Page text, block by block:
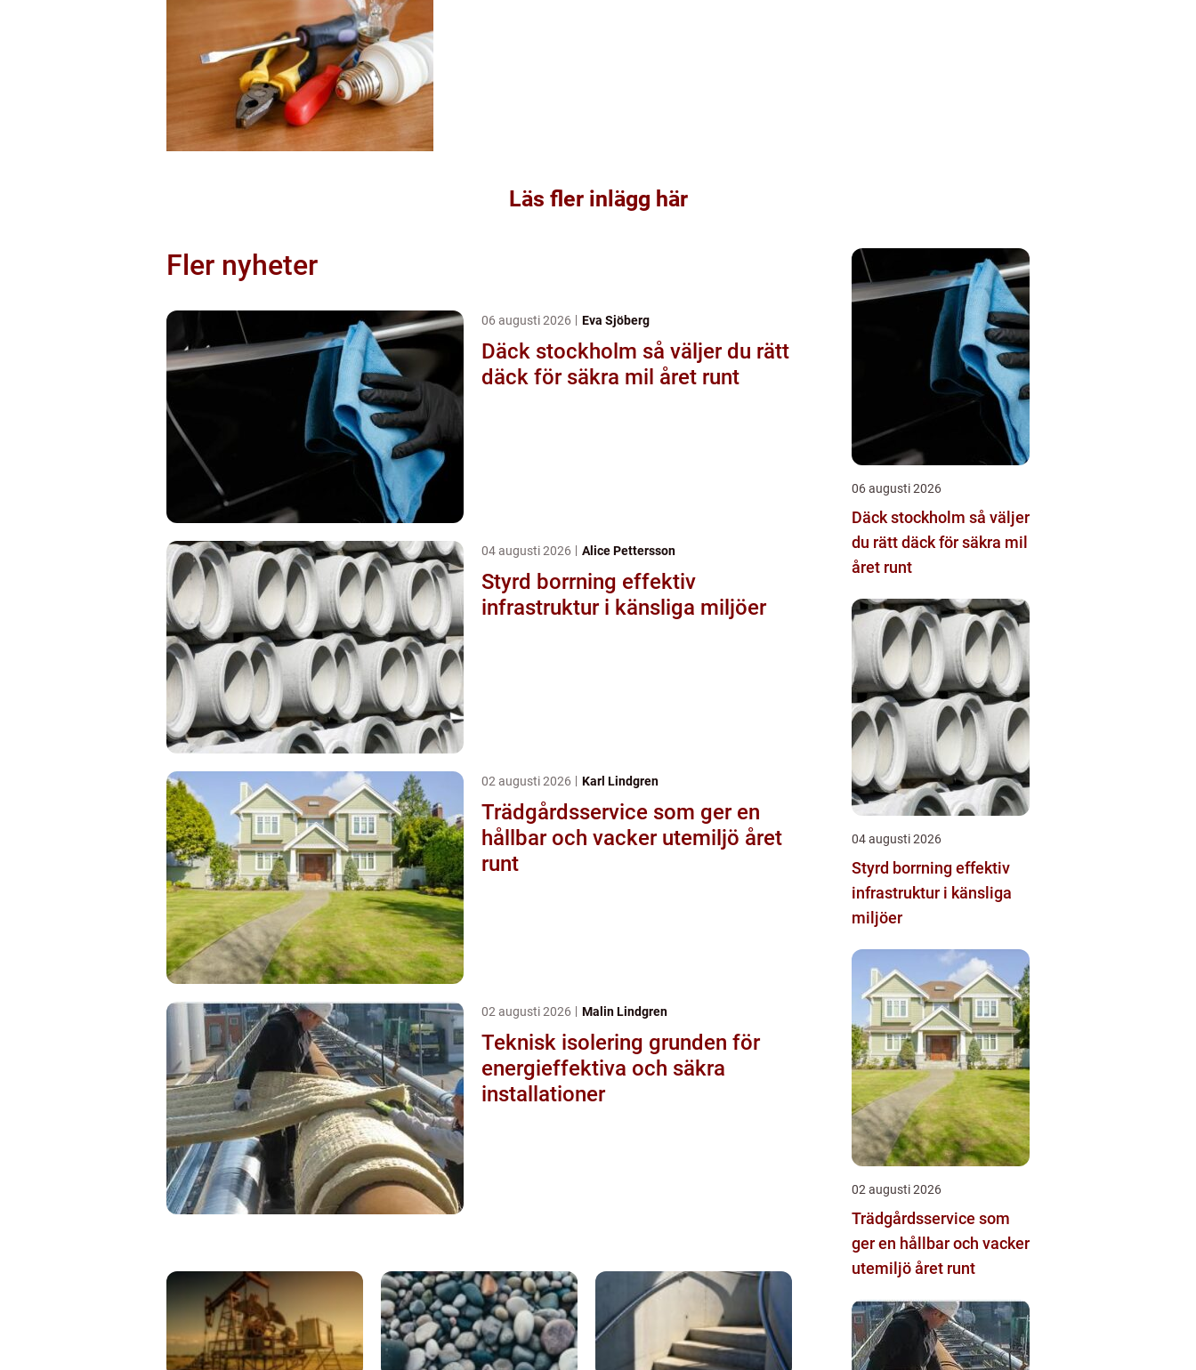
Läs fler inlägg här
Fler nyheter
06 augusti 2026 Eva Sjöberg
Däck stockholm så väljer du rätt
däck för säkra mil året runt
04 augusti 2026 Alice Pettersson
Styrd borrning effektiv
infrastruktur i känsliga miljöer
02 augusti 2026 Karl Lindgren
Trädgårdsservice som ger en
hållbar och vacker utemiljö året
runt
02 augusti 2026 Malin Lindgren
Teknisk isolering grunden för
energieffektiva och säkra
installationer
06 augusti 2026
Däck stockholm så väljer
du rätt däck för säkra mil
året runt
04 augusti 2026
Styrd borrning effektiv
infrastruktur i känsliga
miljöer
02 augusti 2026
Trädgårdsservice som
ger en hållbar och vacker
utemiljö året runt